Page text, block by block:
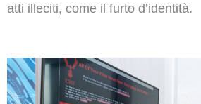
atti illeciti, come il furto d’identità.